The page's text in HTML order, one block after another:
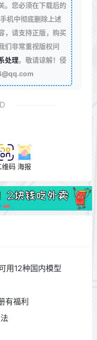
。您必须在下载后的
机中彻底删除上述
，请支持正版，购买
们非常重视版权问
处理。敬请谅解！侵
维码 海报
用12种国内模型
有福利